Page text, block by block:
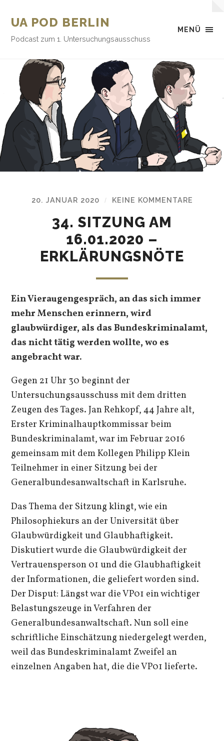
MENÜ
UA POD BERLIN
Podcast zum 1. Untersuchungsausschuss
20. JANUAR 2020 / KEINE KOMMENTARE
34. SITZUNG AM
16.01.2020 –
ERKLÄRUNGSNÖTE
Ein Vieraugengespräch, an das sich immer
mehr Menschen erinnern, wird
glaubwürdiger, als das Bundeskriminalamt,
das nicht tätig werden wollte, wo es
angebracht war.
Gegen 21 Uhr 30 beginnt der
Untersuchungsausschuss mit dem dritten
Zeugen des Tages. Jan Rehkopf, 44 Jahre alt,
Erster Kriminalhauptkommissar beim
Bundeskriminalamt, war im Februar 2016
gemeinsam mit dem Kollegen Philipp Klein
Teilnehmer in einer Sitzung bei der
Generalbundesanwaltschaft in Karlsruhe.
Das Thema der Sitzung klingt, wie ein
Philosophiekurs an der Universität über
Glaubwürdigkeit und Glaubhaftigkeit.
Diskutiert wurde die Glaubwürdigkeit der
Vertrauensperson 01 und die Glaubhaftigkeit
der Informationen, die geliefert worden sind.
Der Disput: Längst war die VP01 ein wichtiger
Belastungszeuge in Verfahren der
Generalbundesanwaltschaft. Nun soll eine
schriftliche Einschätzung niedergelegt werden,
weil das Bundeskriminalamt Zweifel an
einzelnen Angaben hat, die die VP01 lieferte.